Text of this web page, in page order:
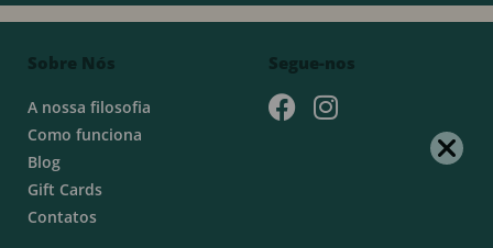
Sobre Nós
A nossa filosofia
Como funciona
Blog
Gift Cards
Contatos
Segue-nos